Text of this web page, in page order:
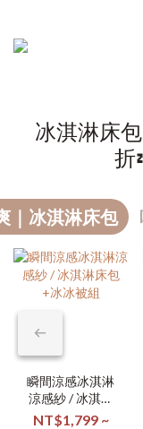
冰淇淋床
折
｜冰淇淋床包
瞬間涼感冰淇淋
涼感紗 / 冰淇淋
床包+冰冰被組
NT$1,799 ~